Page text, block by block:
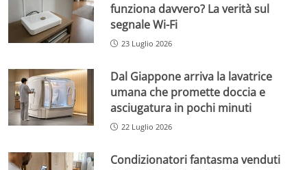
funziona davvero? La verità sul
segnale Wi-Fi
23 Luglio 2026
Dal Giappone arriva la lavatrice
umana che promette doccia e
asciugatura in pochi minuti
22 Luglio 2026
Condizionatori fantasma venduti